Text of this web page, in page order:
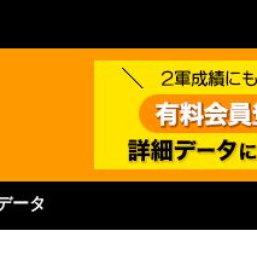
ータ